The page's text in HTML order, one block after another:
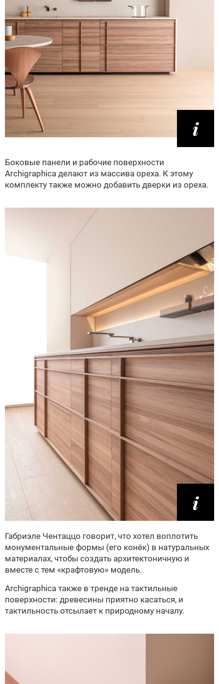
Боковые панели и рабочие поверхности
Archigraphica делают из массива ореха. К этому
комплекту также можно добавить дверки из ореха.
Габриэле Чентаццо говорит, что хотел воплотить
монументальные формы (его конёк) в натуральных
материалах, чтобы создать архитектоничную и
вместе с тем «крафтовую» модель.
Archigraphica также в тренде на тактильные
поверхности: древесины приятно касаться, и
тактильность отсылает к природному началу.